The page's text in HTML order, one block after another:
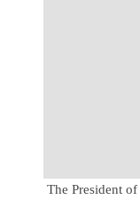
The President